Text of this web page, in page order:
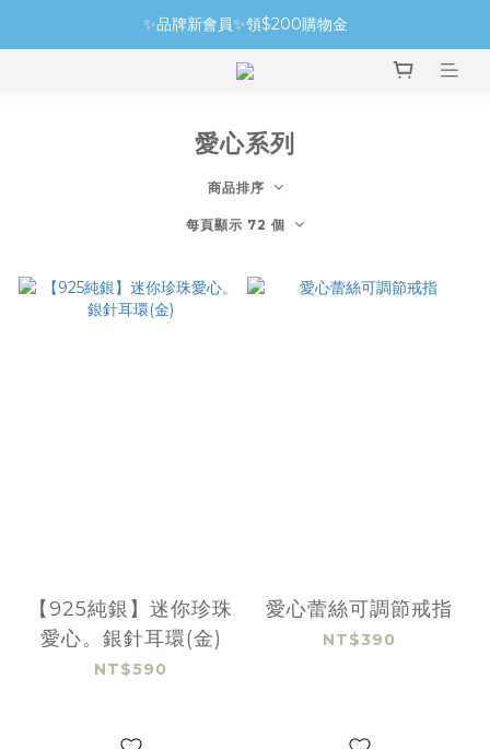
✨品牌新會員✨領$200購物金
愛心系列
商品排序
每頁顯示 72 個
【925純銀】迷你珍珠
愛心。銀針耳環(金)
NT$590
愛心蕾絲可調節戒指
NT$390